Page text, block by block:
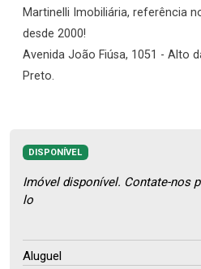
Martinelli Imobiliária, referência
desde 2000!
Avenida João Fiúsa, 1051 - Alto
Preto.
DISPONÍVEL
Imóvel disponível. Contate-nos
lo
Aluguel